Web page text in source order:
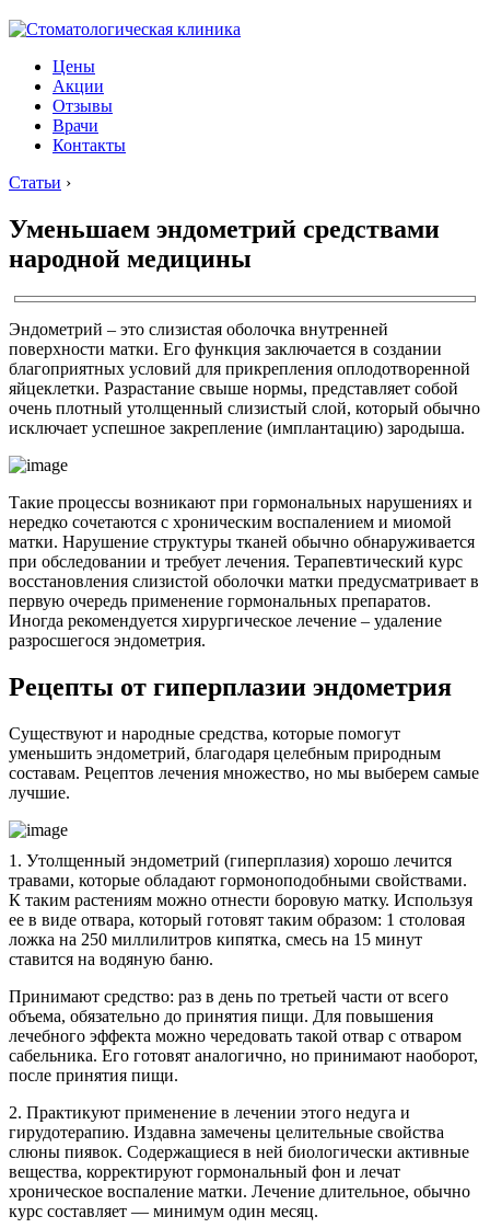
Цены
Акции
Отзывы
Врачи
Контакты
Статьи ›
Уменьшаем эндометрий средствами
народной медицины
Эндометрий – это слизистая оболочка внутренней
поверхности матки. Его функция заключается в создании
благоприятных условий для прикрепления оплодотворенной
яйцеклетки. Разрастание свыше нормы, представляет собой
очень плотный утолщенный слизистый слой, который обычно
исключает успешное закрепление (имплантацию) зародыша.
Такие процессы возникают при гормональных нарушениях и
нередко сочетаются с хроническим воспалением и миомой
матки. Нарушение структуры тканей обычно обнаруживается
при обследовании и требует лечения. Терапевтический курс
восстановления слизистой оболочки матки предусматривает в
первую очередь применение гормональных препаратов.
Иногда рекомендуется хирургическое лечение – удаление
разросшегося эндометрия.
Рецепты от гиперплазии эндометрия
Существуют и народные средства, которые помогут
уменьшить эндометрий, благодаря целебным природным
составам. Рецептов лечения множество, но мы выберем самые
лучшие.
1. Утолщенный эндометрий (гиперплазия) хорошо лечится
травами, которые обладают гормоноподобными свойствами.
К таким растениям можно отнести боровую матку. Используя
ее в виде отвара, который готовят таким образом: 1 столовая
ложка на 250 миллилитров кипятка, смесь на 15 минут
ставится на водяную баню.
Принимают средство: раз в день по третьей части от всего
объема, обязательно до принятия пищи. Для повышения
лечебного эффекта можно чередовать такой отвар с отваром
сабельника. Его готовят аналогично, но принимают наоборот,
после принятия пищи.
2. Практикуют применение в лечении этого недуга и
гирудотерапию. Издавна замечены целительные свойства
слюны пиявок. Содержащиеся в ней биологически активные
вещества, корректируют гормональный фон и лечат
хроническое воспаление матки. Лечение длительное, обычно
курс составляет — минимум один месяц.